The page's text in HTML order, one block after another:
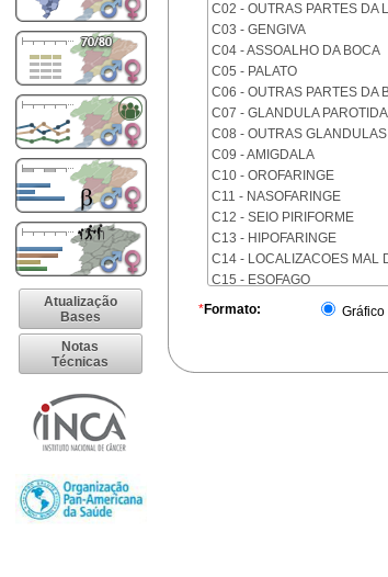
Atualização
Bases
Notas
Técnicas
C02 - OUTRAS PARTES DA
C03 - GENGIVA
C04 - ASSOALHO DA BOCA
C05 - PALATO
C06 - OUTRAS PARTES DA
C07 - GLANDULA PAROTIDA
C08 - OUTRAS
C09 - AMIGDALA
C10 - OROFARINGE
C11 - NASOFARINGE
C12 - SEIO PIRIFORME
C13 - HIPOFARINGE
C14 - LOCALIZACOES MAL
C15 - ESOFAGO
C26 - LOCALIZACOES MAL
*Formato: Gráfico